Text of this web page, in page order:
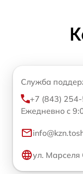
Служба
+7 (843)
Ежедневно с
ул.